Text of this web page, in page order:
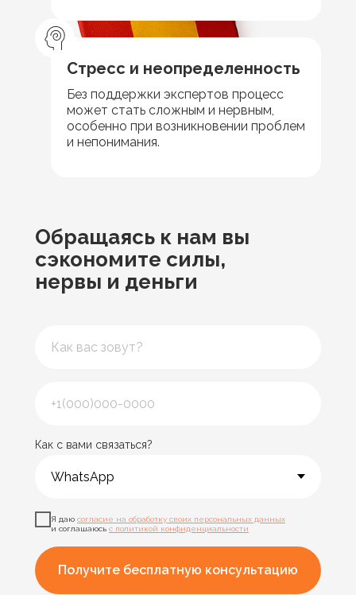
Без поддержки экспертов процесс
может стать сложным и нервным,
особенно при возникновении проблем
и непонимания.
Стресс и неопределенность
Обращаясь к нам вы
сэкономите силы,
нервы и деньги
Как с вами связаться?
Я даю согласие на обработку своих персональных данных
и соглашаюсь с политикой конфиденциальности
Получите бесплатную консультацию